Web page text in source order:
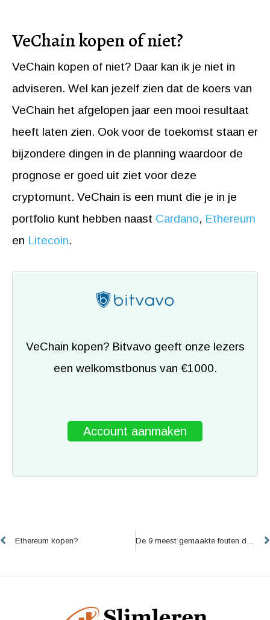
VeChain kopen of niet?
VeChain kopen of niet? Daar kan ik je niet in
adviseren. Wel kan jezelf zien dat de koers van
VeChain het afgelopen jaar een mooi resultaat
heeft laten zien. Ook voor de toekomst staan er
bijzondere dingen in de planning waardoor de
prognose er goed uit ziet voor deze
cryptomunt. VeChain is een munt die je in je
portfolio kunt hebben naast Cardano, Ethereum
en Litecoin.
VeChain kopen? Bitvavo geeft onze lezers
een welkomstbonus van €1000.
Account aanmaken
Vorige
Ethereum kopen? De 9 meest gemaakte fouten door cryptocurrency beginners